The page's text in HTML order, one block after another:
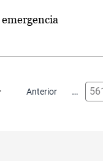
Anterior
Página anterior …